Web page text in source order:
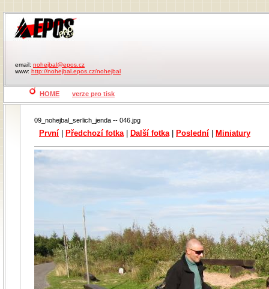
email: nohejbal@epos.cz
www: http://nohejbal.epos.cz/nohejbal
HOME verze pro tisk
09_nohejbal_serlich_jenda -- 046.jpg
První Předchozí fotka| Další fotka| Poslední Miniatury